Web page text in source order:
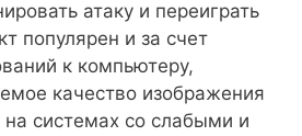
атаку и переиграть
популярен и за счет
к компьютеру,
качество изображения
на системах со слабыми и